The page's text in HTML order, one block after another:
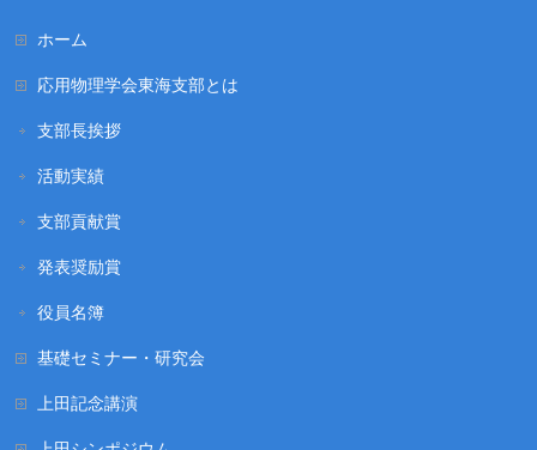
ホーム
応用物理学会東海支部とは
支部長挨拶
活動実績
支部貢献賞
発表奨励賞
役員名簿
基礎セミナー・研究会
上田記念講演